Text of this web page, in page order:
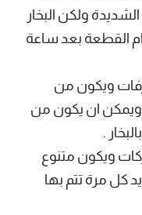
ولكن البخار
القطعة بعد ساعة
ويكون من
ويمكن ان يكون من
.
ويكون متنوع
كل مرة تتم بها